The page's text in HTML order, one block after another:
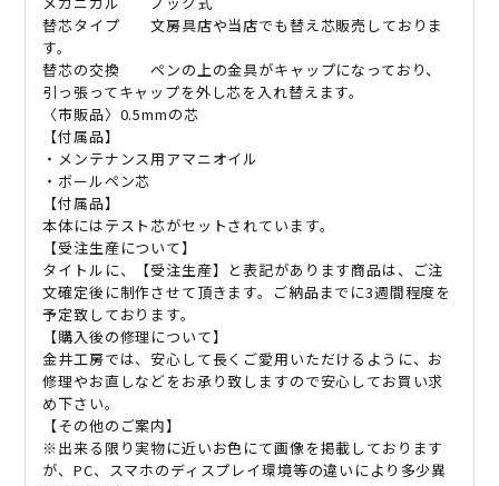
替芯タイプ 文房具店や当店でも替え芯販売しておりま
す。
替芯の交換 ペンの上の金具がキャップになっており、
引っ張ってキャップを外し芯を入れ替えます。
〈市販品〉0.5mmの芯
【付属品】
・メンテナンス用アマニオイル
・ボールペン芯
【付属品】
本体にはテスト芯がセットされています。
【受注生産について】
タイトルに、【受注生産】と表記があります商品は、ご注
文確定後に制作させて頂きます。ご納品までに3週間程度を
予定致しております。
【購入後の修理について】
金井工房では、安心して長くご愛用いただけるように、お
修理やお直しなどをお承り致しますので安心してお買い求
め下さい。
【その他のご案内】
※出来る限り実物に近いお色にて画像を掲載しております
が、PC、スマホのディスプレイ環境等の違いにより多少異